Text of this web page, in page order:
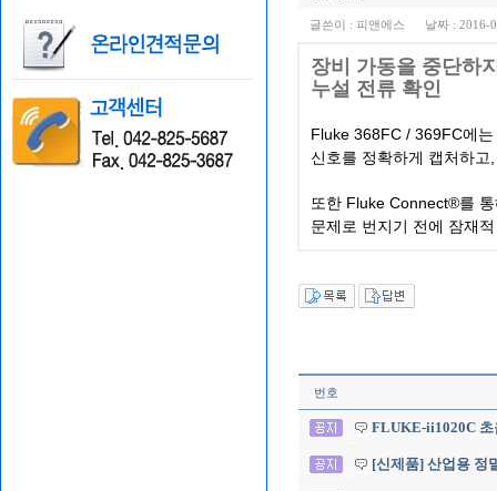
글쓴이 : 피앤에스 날짜 : 2016-
장비 가동을 중단하
누설 전류 확인
Fluke 368FC / 369FC에는
신호를 정확하게 캡처하고
또한Fluke Connect®를
문제로 번지기 전에 잠재적
번호
FLUKE-ii1020C 초
[신제품] 산업용 정